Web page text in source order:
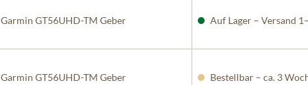
Garmin GT56UHD-TM Geber Auf Lager – Versand
Garmin GT56UHD-TM Geber Bestellbar – ca. 3